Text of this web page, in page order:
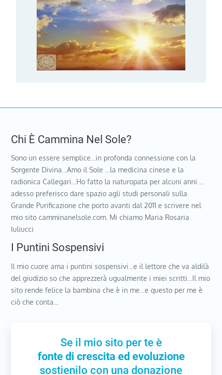
Chi È Cammina Nel Sole?
Sono un essere semplice…in profonda connessione con la
Sorgente Divina…Amo il Sole …la medicina cinese e la
radionica Callegari…Ho fatto la naturopata per alcuni anni …
adesso preferisco dare spazio agli studi personali sulla
Grande Purificazione che porto avanti dal 2011 e scrivere nel
mio sito camminanelsole.com. Mi chiamo Maria Rosaria
Iuliucci
I Puntini Sospensivi
Il mio cuore ama i puntini sospensivi…e il lettore che va aldilà
del giudizio so che apprezzerà ugualmente i miei scritti…Il mio
sito rende felice la bambina che è in me…e questo per me è
ciò che conta…
Se il mio sito per te è
fonte di crescita ed evoluzione
sostienilo con una donazione